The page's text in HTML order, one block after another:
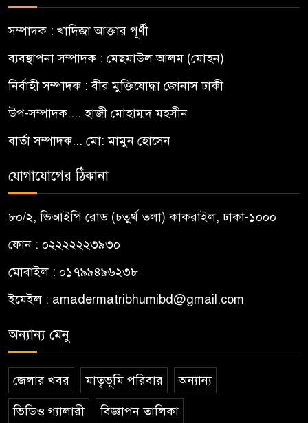
সম্পাদক : খাদিজা আক্তার পূর্ণী
ব্যবস্থাপনা সম্পাদক : মেছমাউল আলম (মোহন)
নির্বাহী সম্পাদক : বীর মুক্তিযোদ্ধা জোনাস ঢাকী
উপ-সম্পাদক.... হাজী মোহাম্মদ মহসীন
বার্তা সম্পাদক... মো: মামুন হোসেন
যোগাযোগের ঠিকানা
৮০/২, ভিআইপি রোড (চতুর্থ তলা) কাকরাইল, ঢাকা-১০০০
ফোন : ০২২২২২২৩৯৩০
মোবাইল : ০১৭৯৯৪৯৬২৩৮
ইমেইল : amadermatribhumibd@gmail.com
অন্যান্য মেনু
জেলার খবর মাতৃভূমি পরিবার অন্যান্য
ভিডিও গ্যালারী বিজ্ঞাপন তালিকা